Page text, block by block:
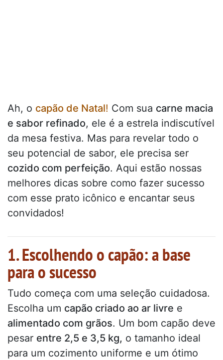
Ah, o capão de Natal! Com sua carne macia
e sabor refinado, ele é a estrela indiscutível
da mesa festiva. Mas para revelar todo o
seu potencial de sabor, ele precisa ser
cozido com perfeição. Aqui estão nossas
melhores dicas sobre como fazer sucesso
com esse prato icônico e encantar seus
convidados!
1. Escolhendo o capão: a base
para o sucesso
Tudo começa com uma seleção cuidadosa.
Escolha um capão criado ao ar livre e
alimentado com grãos. Um bom capão deve
pesar entre 2,5 e 3,5 kg, o tamanho ideal
para um cozimento uniforme e um ótimo